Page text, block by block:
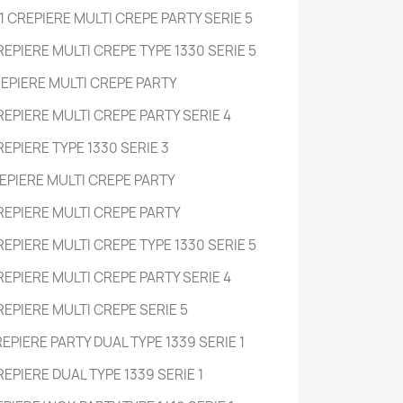
MULTI CREPE PARTY SERIE 5
MULTI CREPE TYPE 1330 SERIE 5
MULTI CREPE PARTY
MULTI CREPE PARTY SERIE 4
TYPE 1330 SERIE 3
MULTI CREPE PARTY
MULTI CREPE PARTY
MULTI CREPE TYPE 1330 SERIE 5
MULTI CREPE PARTY SERIE 4
MULTI CREPE SERIE 5
PARTY DUAL TYPE 1339 SERIE 1
DUAL TYPE 1339 SERIE 1